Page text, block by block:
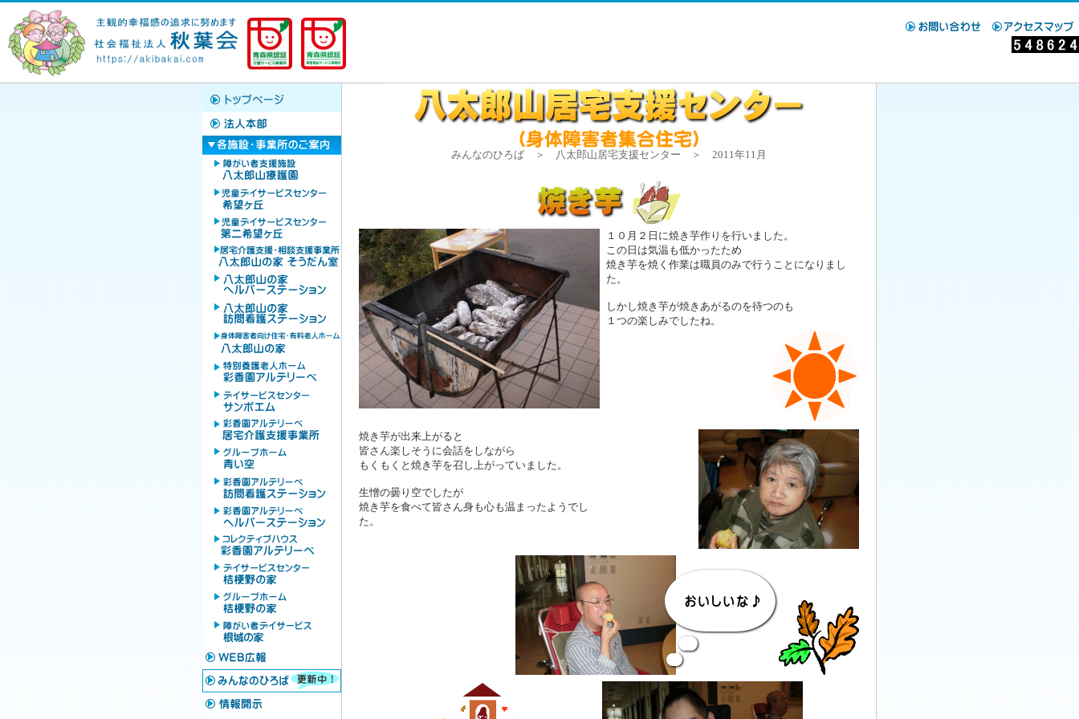
みんなのひろば ＞ 八太郎山居宅支援センター ＞ 2011年11月
１０月２日に焼き芋作りを行いました。
この日は気温も低かったため
焼き芋を焼く作業は職員のみで行うことになりまし
た。
しかし焼き芋が焼きあがるのを待つのも
１つの楽しみでしたね。
焼き芋が出来上がると
皆さん楽しそうに会話をしながら
もくもくと焼き芋を召し上がっていました。
生憎の曇り空でしたが
焼き芋を食べて皆さん身も心も温まったようでし
た。